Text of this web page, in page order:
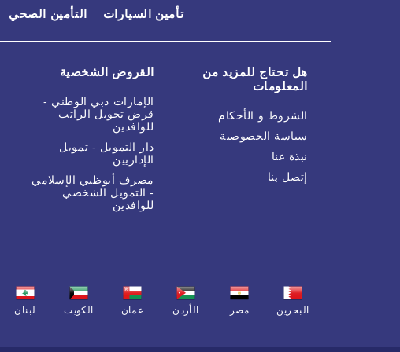
تأمين السيارات التأمين الصحي
هل تحتاج للمزيد من
المعلومات
الشروط و الأحكام
سياسة الخصوصية
نبذة عنا
إتصل بنا
القروض الشخصية
الإمارات دبي الوطني -
قرض تحويل الراتب
للوافدين
دار التمويل - تمويل
الإداريين
مصرف أبوظبي الإسلامي
- التمويل الشخصي
للوافدين
البحرين مصر الأردن عمان الكويت لبنان